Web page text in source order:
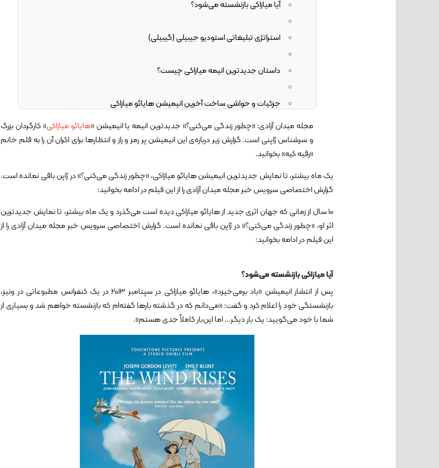
آیا میازاکی بازنشسته می‌شود؟
استراتژی تبلیغاتی استودیو جیبیلی (گیبیلی)
داستان جدیدترین انیمه میازاکی چیست؟
جزئیات و حواشی ساخت آخرین انیمیشن هایائو میازاکی
دعوت بی‌سرانجام جشنواره فیلم کن از میازاکی
مجله میدان آزادی: «چطور زندگی می‌کنی؟» جدیدترین انیمه یا انیمیشن «هایائو میازاکی» کارگردان بزرگ
و سرشناس ژاپنی است. گزارش زیر درباره‌ی این انیمیشن پر رمز و راز و انتظارها برای اکران آن را به قلم خانم
«رقیه کیه» بخوانید.
یک ماه بیشتر، تا نمایش جدیدترین انیمیشن هایائو میازاکی، «چطور زندگی می‌کنی؟» در ژاپن باقی نمانده است.
گزارش اختصاصی سرویس خبر مجله میدان آزادی را از این فیلم در ادامه بخوانید:
10 سال از زمانی که جهان اثری جدید از هایائو میازاکی دیده است می‌گذرد و یک ماه بیشتر، تا نمایش جدیدترین
اثر او، «چطور زندگی می‌کنی؟» در ژاپن باقی نمانده است. گزارش اختصاصی سرویس خبر مجله میدان آزادی را از
این فیلم در ادامه بخوانید:
آیا میازاکی بازنشسته می‌شود؟
پس از انتشار انیمیشن «باد برمی‌خیزد»، هایائو میازاکی در سپتامبر 2013 در یک کنفرانس مطبوعاتی در ونیز،
بازنشستگی خود را اعلام کرد و گفت: «می‌دانم که در گذشته بارها گفته‌ام که بازنشسته خواهم شد و بسیاری از
شما با خود می‌گویید: یک بار دیگر... اما این‌بار کاملاً جدی هستم».